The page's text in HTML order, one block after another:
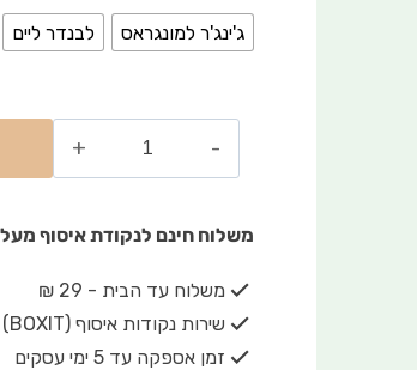
ג'ינג'ר למונגראס לבנדר ליים
משלוח חינם לנקודת איסוף מעל ₪149 · משלוח חינם עד הבית מעל ₪199
משלוח עד הבית - 29 ₪
שירות נקודות איסוף (BOXIT) - 19 ₪
זמן אספקה עד 5 ימי עסקים